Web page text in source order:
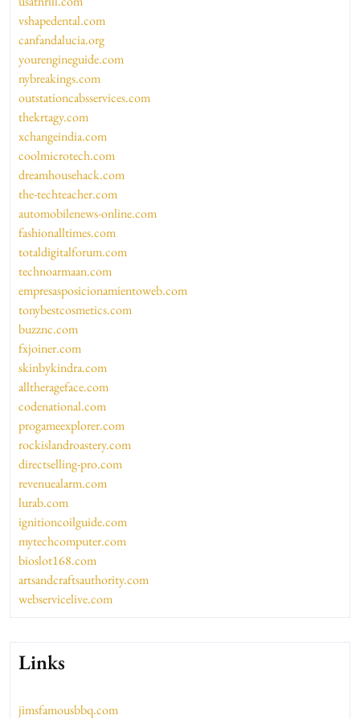
vshapedental.com
canfandalucia.org
yourengineguide.com
nybreakings.com
outstationcabsservices.com
thekrtagy.com
xchangeindia.com
coolmicrotech.com
dreamhousehack.com
the-techteacher.com
automobilenews-online.com
fashionalltimes.com
totaldigitalforum.com
technoarmaan.com
empresasposicionamientoweb.com
tonybestcosmetics.com
buzznc.com
fxjoiner.com
skinbykindra.com
alltherageface.com
codenational.com
progameexplorer.com
rockislandroastery.com
directselling-pro.com
revenuealarm.com
lurab.com
ignitioncoilguide.com
mytechcomputer.com
bioslot168.com
artsandcraftsauthority.com
webservicelive.com
Links
jimsfamousbbq.com